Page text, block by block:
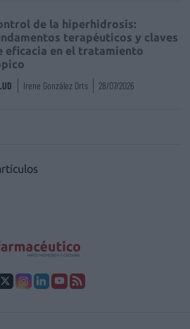
de la hiperhidrosis:
terapéuticos y claves
eficacia en el tratamiento
Irene González Orts 28/07/2026